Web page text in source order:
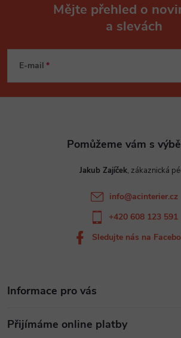
p
Mějte přehled o
a slevách
E-mail
Informace pro vás
Přijímáme online platby
Jakub Zajíček
info@acinterier.cz
+420 608 123 591
Sledujte nás na